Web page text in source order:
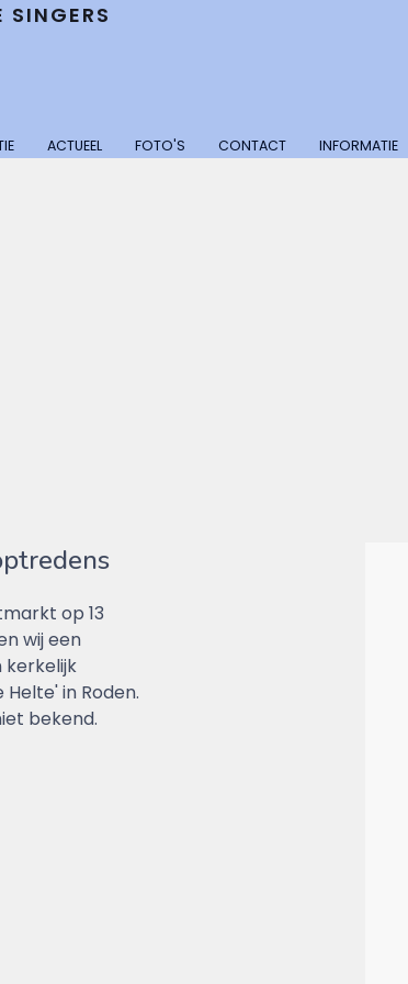
ACTUEEL FOTO'S CONTACT INFORMATIE
op 13
wij een
in Roden.
bekend.